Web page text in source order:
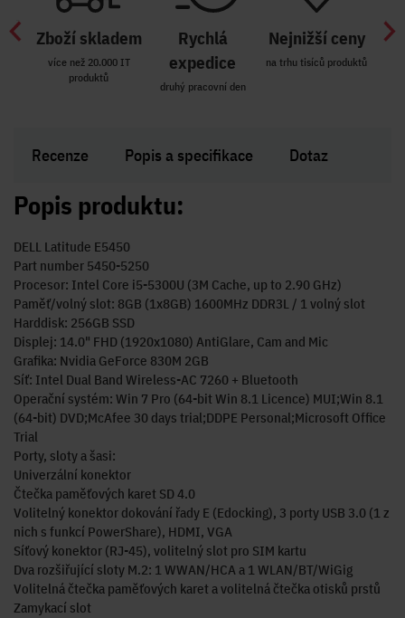
Zboží skladem
více než 20.000 IT
produktů
Rychlá
expedice
druhý pracovní den
Nejnižší ceny
na trhu tisíců produktů
Recenze Popis a specifikace Dotaz
Popis produktu:
DELL Latitude E5450
Part number 5450-5250
Procesor: Intel Core i5-5300U (3M Cache, up to 2.90 GHz)
Paměť/volný slot: 8GB (1x8GB) 1600MHz DDR3L / 1 volný slot
Harddisk: 256GB SSD
Displej: 14.0" FHD (1920x1080) AntiGlare, Cam and Mic
Grafika: Nvidia GeForce 830M 2GB
Síť: Intel Dual Band Wireless-AC 7260 + Bluetooth
Operační systém: Win 7 Pro (64-bit Win 8.1 Licence) MUI;Win 8.1
(64-bit) DVD;McAfee 30 days trial;DDPE Personal;Microsoft Office
Trial
Porty, sloty a šasi:
Univerzální konektor
Čtečka paměťových karet SD 4.0
Volitelný konektor dokování řady E (Edocking), 3 porty USB 3.0 (1 z
nich s funkcí PowerShare), HDMI, VGA
Síťový konektor (RJ-45), volitelný slot pro SIM kartu
Dva rozšiřující sloty M.2: 1 WWAN/HCA a 1 WLAN/BT/WiGig
Volitelná čtečka paměťových karet a volitelná čtečka otisků prstů
Zamykací slot